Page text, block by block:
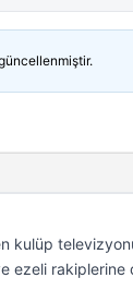
kulüp
rakiplerine